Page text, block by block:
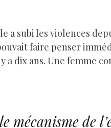
a subi les violences
faire penser
dix ans. Une femme
mécanisme de